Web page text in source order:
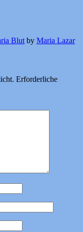
Blut by Maria Lazar
Erforderliche